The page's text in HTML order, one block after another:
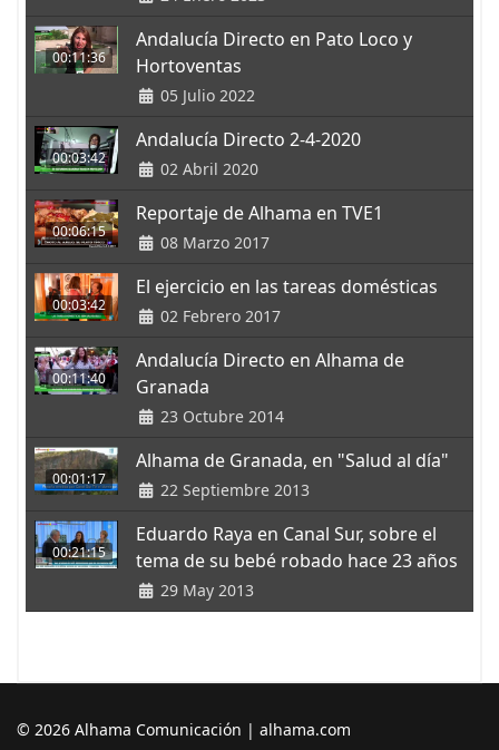
00:11:36
Andalucía Directo en Pato Loco y
Hortoventas
05 Julio 2022
00:03:42
Andalucía Directo 2-4-2020
02 Abril 2020
00:06:15
Reportaje de Alhama en TVE1
08 Marzo 2017
00:03:42
El ejercicio en las tareas domésticas
02 Febrero 2017
00:11:40
Andalucía Directo en Alhama de
Granada
23 Octubre 2014
00:01:17
Alhama de Granada, en "Salud al día"
22 Septiembre 2013
00:21:15
Eduardo Raya en Canal Sur, sobre el
tema de su bebé robado hace 23 años
29 May 2013
© 2026 Alhama Comunicación | alhama.com